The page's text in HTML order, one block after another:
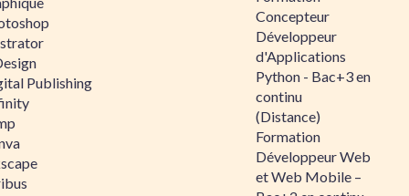
Publishing
Concepteur
Développeur
d'Applications
Python - Bac+3 en
continu
(Distance)
Formation
Développeur Web
et Web Mobile –